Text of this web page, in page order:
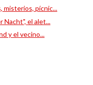
misterios, pícnic...
Nacht", el alet...
y el vecino...